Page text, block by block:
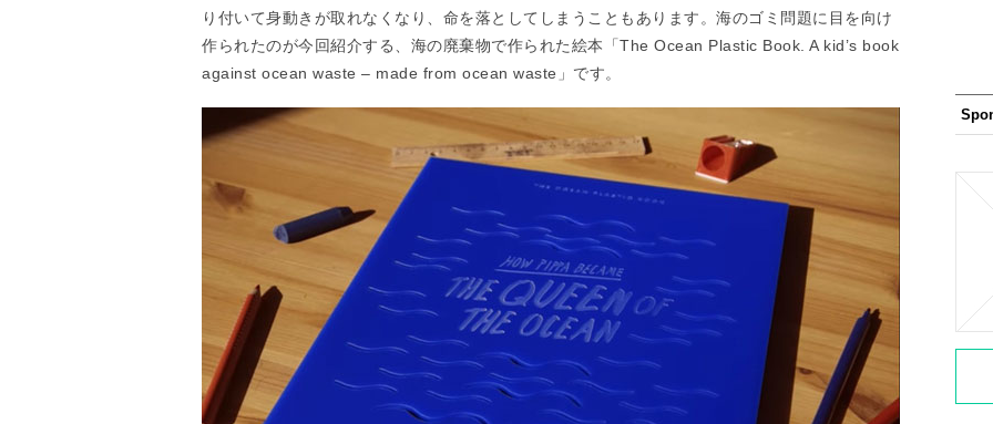
り付いて身動きが取れなくなり、命を落としてしまうこともあります。海のゴミ問題に目を向け
作られたのが今回紹介する、海の廃棄物で作られた絵本「The Ocean Plastic Book. A kid’s book
against ocean waste – made from ocean waste」です。